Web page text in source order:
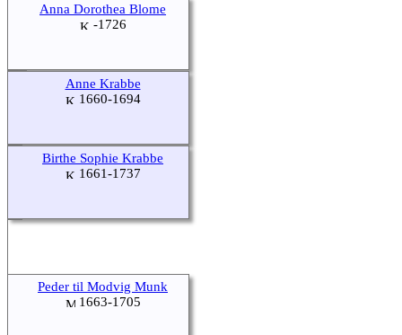
Anna Dorothea Blome
-1726
Anne Krabbe
1660-1694
Birthe Sophie Krabbe
1661-1737
Peder til Modvig Munk
1663-1705